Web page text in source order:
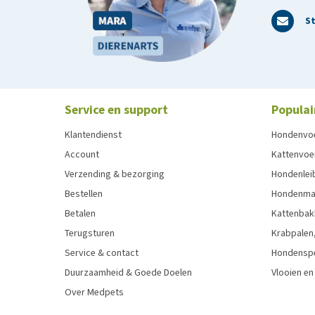
teruggestuurd. Het komt dan ten bate van een
worden met producten die niet in nieuwstaat
voor het passen en / of terugsturen.
Service en support
Klantendienst
Account
Verzending & bezorging
Bestellen
Betalen
Terugsturen
Service & contact
Duurzaamheid & Goede Doelen
Over Medpets
Vlooien